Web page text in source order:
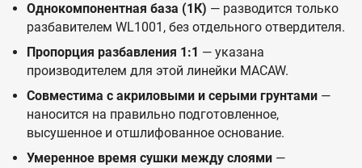
Однокомпонентная база (1К) — разводится только
разбавителем WL1001, без отдельного отвердителя.
Пропорция разбавления 1:1 — указана
производителем для этой линейки MACAW.
Совместима с акриловыми и серыми грунтами —
наносится на правильно подготовленное,
высушенное и отшлифованное основание.
Умеренное время сушки между слоями —